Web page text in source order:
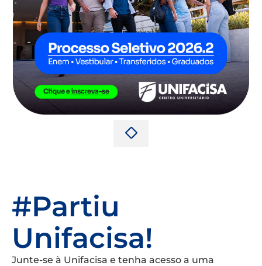
#Partiu
Unifacisa!
Junte-se à Unifacisa e tenha acesso a uma